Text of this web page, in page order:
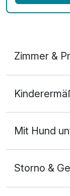
Zimmer &
2 Erwachsene
Mit Hund
Storno &